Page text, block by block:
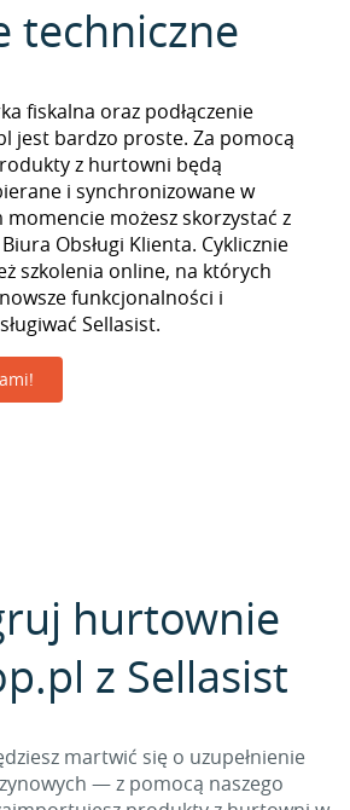
techniczne
fiskalna oraz podłączenie
jest bardzo proste. Za pomocą
z hurtowni będą
i synchronizowane w
momencie możesz skorzystać z
Obsługi Klienta. Cyklicznie
szkolenia online, na których
funkcjonalności i
Sellasist.
hurtownie
z Sellasist
martwić się o uzupełnienie
— z pomocą naszego